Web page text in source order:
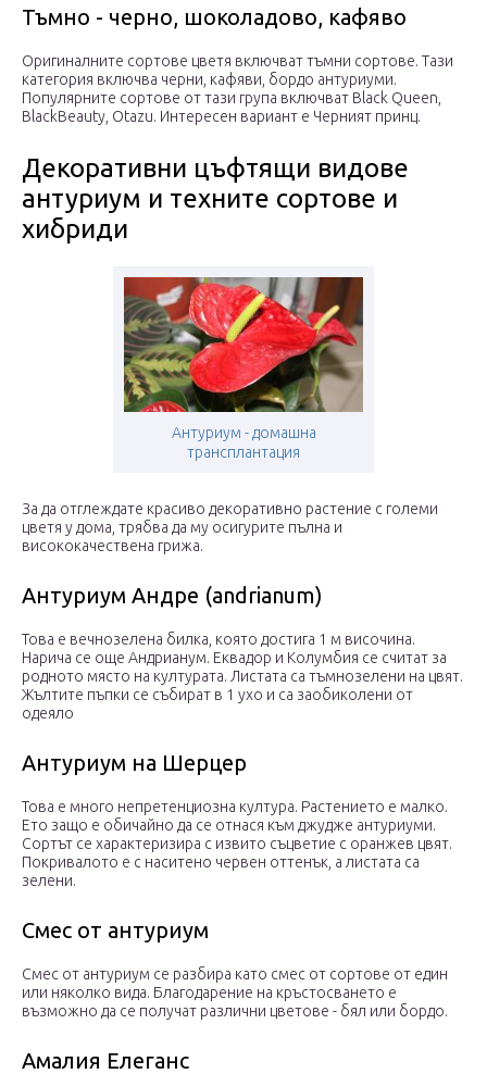
Тъмно - черно, шоколадово, кафяво
Оригиналните сортове цветя включват тъмни сортове. Тази
категория включва черни, кафяви, бордо антуриуми.
Популярните сортове от тази група включват Black Queen,
BlackBeauty, Otazu. Интересен вариант е Черният принц.
Декоративни цъфтящи видове
антуриум и техните сортове и
хибриди
Антуриум - домашна
трансплантация
За да отглеждате красиво декоративно растение с големи
цветя у дома, трябва да му осигурите пълна и
висококачествена грижа.
Антуриум Андре (andrianum)
Това е вечнозелена билка, която достига 1 м височина.
Нарича се още Андрианум. Еквадор и Колумбия се считат за
родното място на културата. Листата са тъмнозелени на цвят.
Жълтите пъпки се събират в 1 ухо и са заобиколени от
одеяло
Антуриум на Шерцер
Това е много непретенциозна култура. Растението е малко.
Ето защо е обичайно да се отнася към джудже антуриуми.
Сортът се характеризира с извито съцветие с оранжев цвят.
Покривалото е с наситено червен оттенък, а листата са
зелени.
Смес от антуриум
Смес от антуриум се разбира като смес от сортове от един
или няколко вида. Благодарение на кръстосването е
възможно да се получат различни цветове - бял или бордо.
Амалия Елеганс